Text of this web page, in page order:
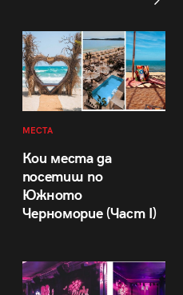
МЕСТА
Кои места да
посетиш по
Южното
Черноморие (Част I)